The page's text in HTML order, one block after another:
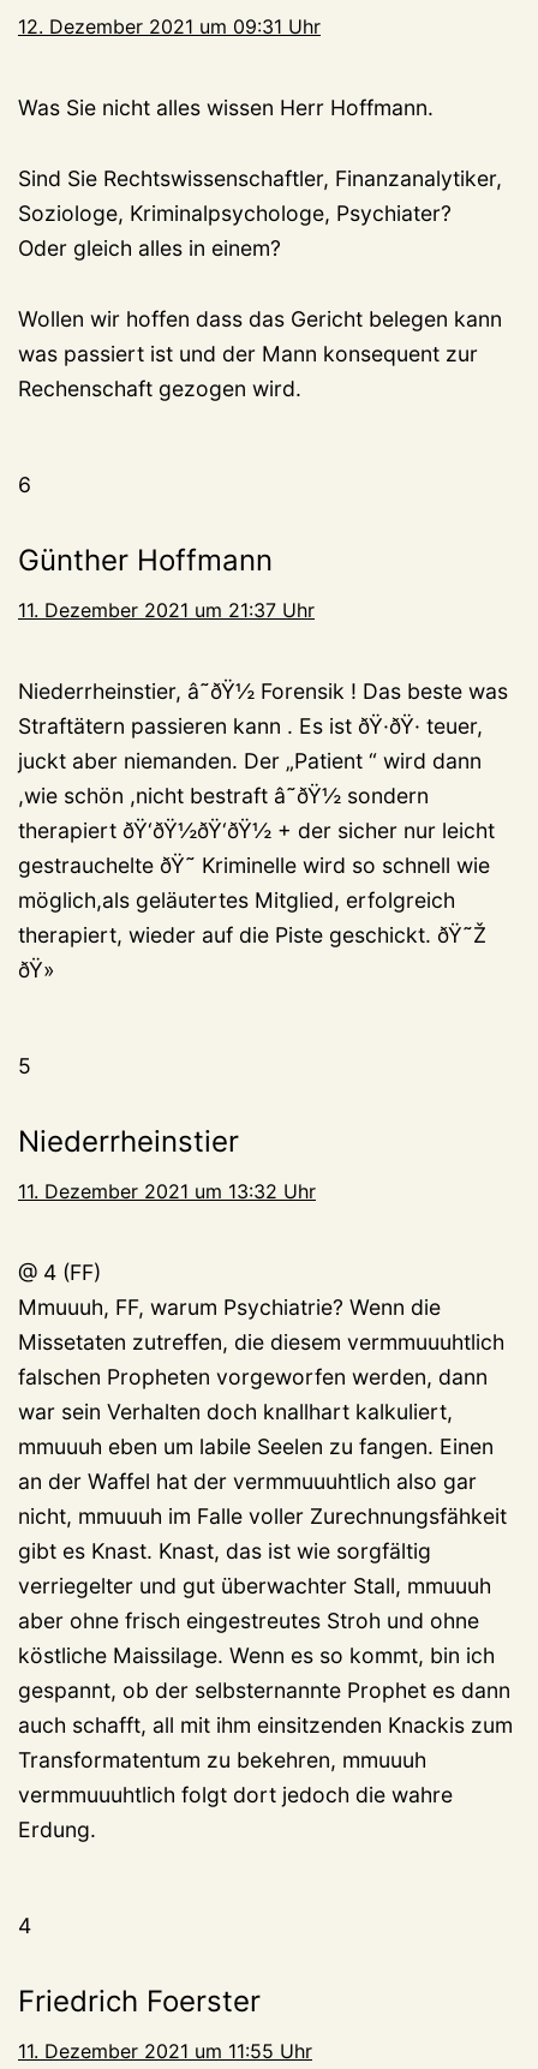
12. Dezember 2021 um 09:31 Uhr
Was Sie nicht alles wissen Herr Hoffmann.
Sind Sie Rechtswissenschaftler, Finanzanalytiker,
Soziologe, Kriminalpsychologe, Psychiater?
Oder gleich alles in einem?
Wollen wir hoffen dass das Gericht belegen kann
was passiert ist und der Mann konsequent zur
Rechenschaft gezogen wird.
6
Günther Hoffmann
11. Dezember 2021 um 21:37 Uhr
Niederrheinstier, â˜ðŸ½ Forensik ! Das beste was
Straftätern passieren kann . Es ist ðŸ·ðŸ· teuer,
juckt aber niemanden. Der „Patient “ wird dann
,wie schön ,nicht bestraft â˜ðŸ½ sondern
therapiert ðŸ‘ðŸ½ðŸ‘ðŸ½ + der sicher nur leicht
gestrauchelte ðŸ˜ Kriminelle wird so schnell wie
möglich,als geläutertes Mitglied, erfolgreich
therapiert, wieder auf die Piste geschickt. ðŸ˜Ž
ðŸ»
5
Niederrheinstier
11. Dezember 2021 um 13:32 Uhr
@ 4 (FF)
Mmuuuh, FF, warum Psychiatrie? Wenn die
Missetaten zutreffen, die diesem vermmuuuhtlich
falschen Propheten vorgeworfen werden, dann
war sein Verhalten doch knallhart kalkuliert,
mmuuuh eben um labile Seelen zu fangen. Einen
an der Waffel hat der vermmuuuhtlich also gar
nicht, mmuuuh im Falle voller Zurechnungsfähkeit
gibt es Knast. Knast, das ist wie sorgfältig
verriegelter und gut überwachter Stall, mmuuuh
aber ohne frisch eingestreutes Stroh und ohne
köstliche Maissilage. Wenn es so kommt, bin ich
gespannt, ob der selbsternannte Prophet es dann
auch schafft, all mit ihm einsitzenden Knackis zum
Transformatentum zu bekehren, mmuuuh
vermmuuuhtlich folgt dort jedoch die wahre
Erdung.
4
Friedrich Foerster
11. Dezember 2021 um 11:55 Uhr